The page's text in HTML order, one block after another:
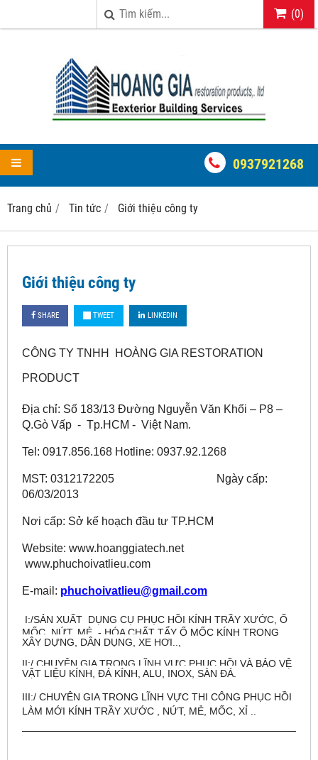
(0)
0937921268
Trang chủ Tin tức Giới thiệu công ty
Giới thiệu công ty
SHARE TWEET LINKEDIN
CÔNG TY TNHH HOÀNG GIA RESTORATION
PRODUCT
Địa chỉ: Số 183/13 Đường Nguyễn Văn Khối – P8 –
Q.Gò Vấp - Tp.HCM - Việt Nam.
Tel: 0917.856.168 Hotline: 0937.92.1268
MST: 0312172205 Ngày cấp:
06/03/2013
Nơi cấp: Sở kế hoạch đầu tư TP.HCM
Website: www.hoanggiatech.net
www.phuchoivatlieu.com
E-mail: phuchoivatlieu@gmail.com
I:/SẢN XUẤT DỤNG CỤ PHỤC HỒI KÍNH TRẦY XƯỚC, Ố
MỐC, NỨT, MẺ - HÓA CHẤT TẨY Ố MỐC KÍNH TRONG
XÂY DỰNG, DÂN DỤNG, XE HƠI..,
II:/ CHUYÊN GIA TRONG LĨNH VỰC PHỤC HỒI VÀ BẢO VỆ
VẬT LIỆU KÍNH, ĐÁ KÍNH, ALU, INOX, SÀN ĐÁ.
III:/ CHUYÊN GIA TRONG LĨNH VỰC THI CÔNG PHỤC HỒI
LÀM MỚI KÍNH TRẦY XƯỚC , NỨT, MẺ, MỐC, XỈ ..